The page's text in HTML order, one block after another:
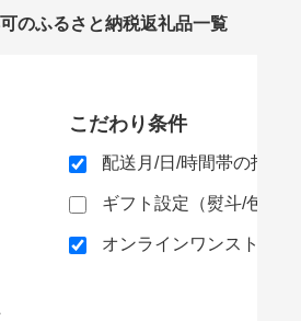
のふるさと納税返礼品一覧
こだわり条件
配送月/日/時間帯の指定
ギフト設定（熨斗/包装
オンラインワンストップ